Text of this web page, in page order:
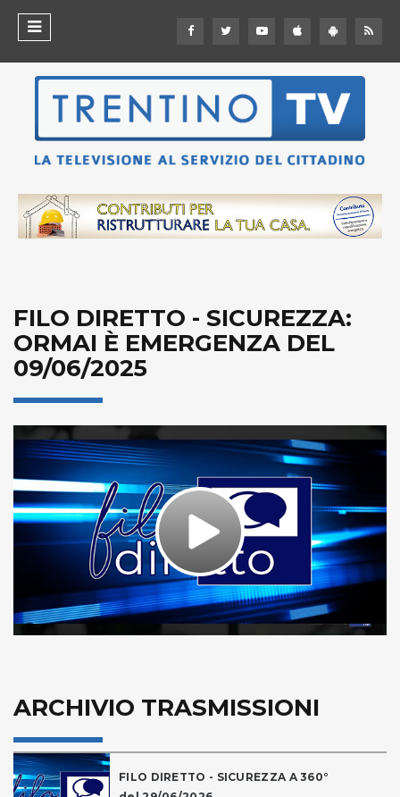
FILO DIRETTO - SICUREZZA:
ORMAI È EMERGENZA DEL
09/06/2025
Play
Video
ARCHIVIO TRASMISSIONI
FILO DIRETTO - SICUREZZA A 360°